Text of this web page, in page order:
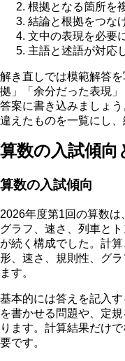
根拠となる箇所を
結論と根拠をつな
文中の表現を必要
主語と述語が対応
解き直しでは模範解答
拠」「余分だった表現
答案に書き込みましょう
違えたものを一覧にし
算数の入試傾向
算数の入試傾向
2026年度第1回の算数は
グラフ、速さ、列車と
が続く構成でした。計
形、速さ、規則性、グ
ます。
基本的には答えを記入
を書かせる問題や、定
ります。 計算結果だけ
要です。